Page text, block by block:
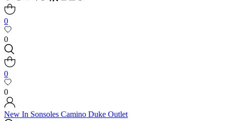
0
0
0
0
New In Sonsoles Camino Duke Outlet